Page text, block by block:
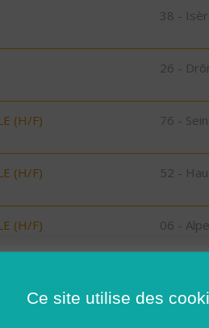
38 -
26 -
(H/F) 76 -
(H/F) 52 -
(H/F) 06 -
Ce site utilise des